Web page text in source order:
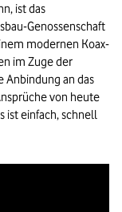
ist das
Genossenschaft
modernen Koax-
im Zuge der
an das
von heute
ist einfach, schnell